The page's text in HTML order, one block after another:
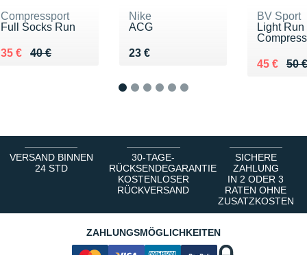
Compressport
Full Socks Run
40 €
Au lieu de 40 €
35 €
Vendu 35 €
Nike
ACG
23 €
Vendu 23 €
BV Sport
Light Run
50 €
Au lieu
45 €
Vendu 45
VERSAND BINNEN
24 STD
30-TAGE-
RÜCKSENDEGARANTIE
KOSTENLOSER
RÜCKVERSAND
SICHERE
ZAHLUNG
IN 2 ODER 3
RATEN OHNE
ZUSATZKOSTEN
ZAHLUNGSMÖGLICHKEITEN